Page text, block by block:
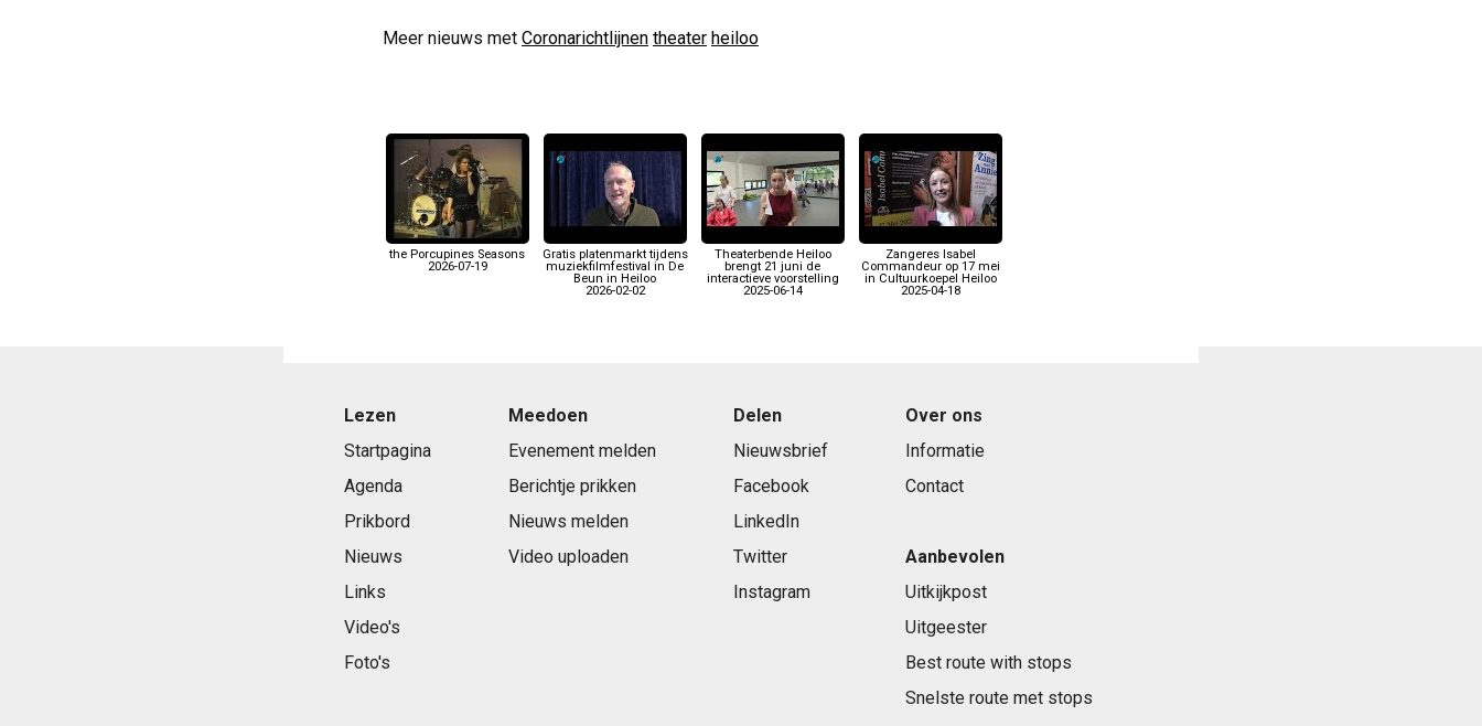
Meer nieuws met Coronarichtlijnen theater heiloo
the Porcupines Seasons
2026-07-19
Gratis platenmarkt tijdens
muziekfilmfestival in De
Beun in Heiloo
2026-02-02
Theaterbende Heiloo
brengt 21 juni de
interactieve voorstelling
2025-06-14
Zangeres Isabel
Commandeur op 17 mei
in Cultuurkoepel Heiloo
2025-04-18
Lezen
Startpagina
Agenda
Prikbord
Nieuws
Links
Video's
Foto's
Meedoen
Evenement melden
Berichtje prikken
Nieuws melden
Video uploaden
Delen
Nieuwsbrief
Facebook
LinkedIn
Twitter
Instagram
Over ons
Informatie
Contact
Aanbevolen
Uitkijkpost
Uitgeester
Best route with stops
Snelste route met stops